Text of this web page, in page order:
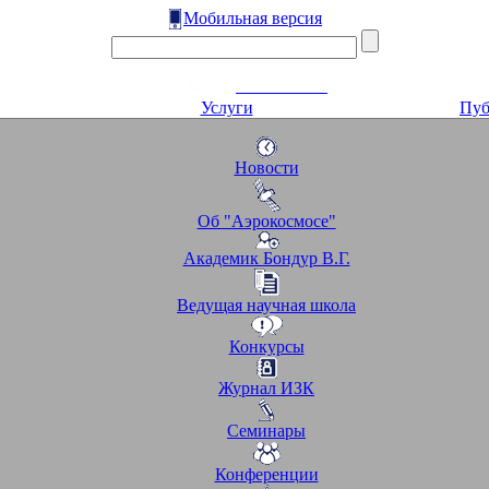
Мобильная версия
Услуги
Новости
Об "Аэрокосмосе"
Академик Бондур В.Г.
Ведущая научная школа
Конкурсы
Журнал ИЗК
Семинары
Конференции